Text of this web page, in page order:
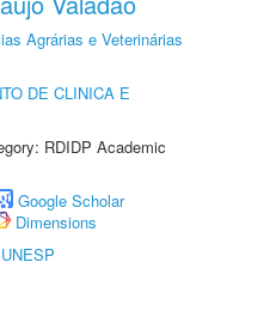
Agrárias e Veterinárias
DE CLINICA E
RDIDP Academic
Google Scholar
Dimensions